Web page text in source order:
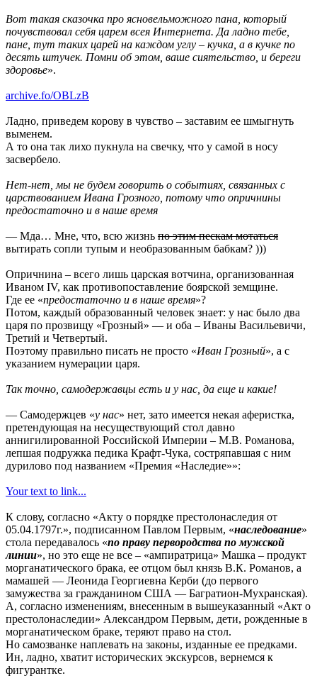
Вот такая сказочка про ясновельможного пана, который
почувствовал себя царем всея Интернета. Да ладно тебе,
пане, тут таких царей на каждом углу – кучка, а в кучке по
десять штучек. Помни об этом, ваше сиятельство, и береги
здоровье».
archive.fo/OBLzB
Ладно, приведем корову в чувство – заставим ее шмыгнуть
выменем.
А то она так лихо пукнула на свечку, что у самой в носу
засвербело.
Нет-нет, мы не будем говорить о событиях, связанных с
царствованием Ивана Грозного, потому что опричнины
предостаточно и в наше время
— Мда… Мне, что, всю жизнь по этим пескам мотаться
вытирать сопли тупым и необразованным бабкам? )))
Опричнина – всего лишь царская вотчина, организованная
Иваном IV, как противопоставление боярской земщине.
Где ее «предостаточно и в наше время»?
Потом, каждый образованный человек знает: у нас было два
царя по прозвищу «Грозный» — и оба – Иваны Васильевичи,
Третий и Четвертый.
Поэтому правильно писать не просто «Иван Грозный», а с
указанием нумерации царя.
Так точно, самодержавцы есть и у нас, да еще и какие!
— Самодержцев «у нас» нет, зато имеется некая аферистка,
претендующая на несуществующий стол давно
аннигилированной Российской Империи – М.В. Романова,
лепшая подружка педика Крафт-Чука, состряпавшая с ним
дурилово под названием «Премия «Наследие»»:
Your text to link...
К слову, согласно «Акту о порядке престолонаследия от
05.04.1797г.», подписанном Павлом Первым, «наследование»
стола передавалось «по праву первородства по мужской
линии», но это еще не все – «ампиратрица» Машка – продукт
морганатического брака, ее отцом был князь В.К. Романов, а
мамашей — Леонида Георгиевна Керби (до первого
замужества за гражданином США — Багратион-Мухранская).
А, согласно изменениям, внесенным в вышеуказанный «Акт о
престолонаследии» Александром Первым, дети, рожденные в
морганатическом браке, теряют право на стол.
Но самозванке наплевать на законы, изданные ее предками.
Ин, ладно, хватит исторических экскурсов, вернемся к
фигурантке.